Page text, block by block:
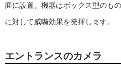
面に設置。機器はボックス型のも
に対して威嚇効果を発揮します。
エントランスのカメラ